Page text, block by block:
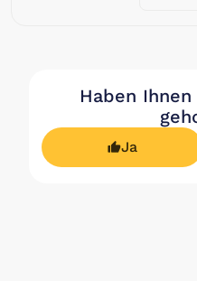
Haben
Ja